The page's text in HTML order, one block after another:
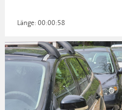
Länge: 00:00:58